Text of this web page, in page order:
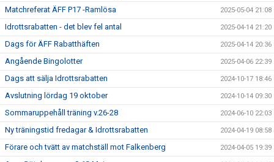
Matchreferat ÄFF P17 -Ramlösa 2025-05-04 21:08
Idrottsrabatten - det blev fel antal 2025-04-14 21:20
Dags för ÄFF Rabatthäften 2025-04-14 20:36
Angående Bingolotter 2025-04-06 22:39
Dags att sälja Idrottsrabatten 2024-10-17 18:46
Avslutning lördag 19 oktober 2024-10-14 09:30
Sommaruppehåll träning v.26-28 2024-06-10 22:03
Ny träningstid fredagar & Idrottsrabatten 2024-04-19 08:58
Förare och tvätt av matchställ mot Falkenberg 2024-04-05 19:39